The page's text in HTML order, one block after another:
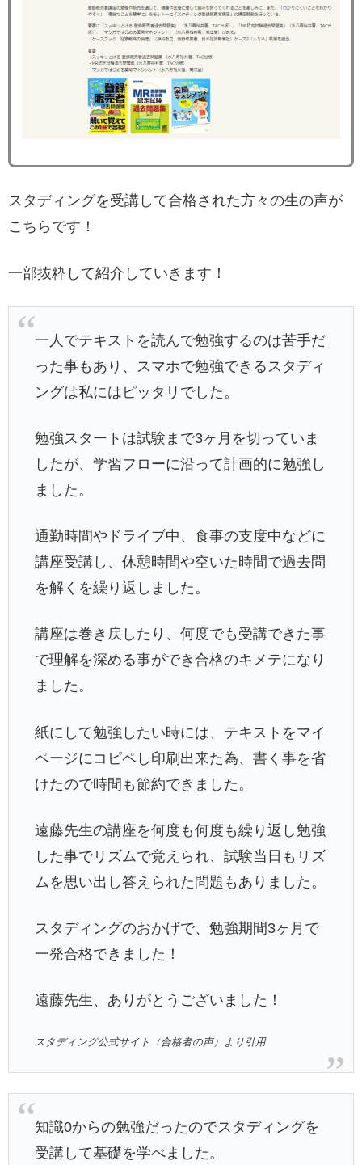
スタディングを受講して合格された方々の生の声が
こちらです！
一部抜粋して紹介していきます！
一人でテキストを読んで勉強するのは苦手だ
った事もあり、スマホで勉強できるスタディ
ングは私にはピッタリでした。
勉強スタートは試験まで3ヶ月を切っていま
したが、学習フローに沿って計画的に勉強し
ました。
通勤時間やドライブ中、食事の支度中などに
講座受講し、休憩時間や空いた時間で過去問
を解くを繰り返しました。
講座は巻き戻したり、何度でも受講できた事
で理解を深める事ができ合格のキメテになり
ました。
紙にして勉強したい時には、テキストをマイ
ページにコピペし印刷出来た為、書く事を省
けたので時間も節約できました。
遠藤先生の講座を何度も何度も繰り返し勉強
した事でリズムで覚えられ、試験当日もリズ
ムを思い出し答えられた問題もありました。
スタディングのおかげで、勉強期間3ヶ月で
一発合格できました！
遠藤先生、ありがとうございました！
スタディング公式サイト（合格者の声）より引用
知識0からの勉強だったのでスタディングを
受講して基礎を学べました。